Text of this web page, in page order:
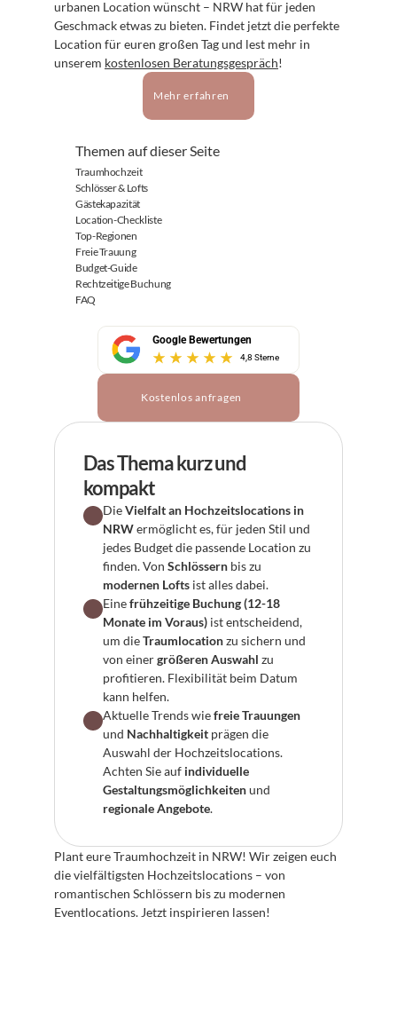
urbanen Location wünscht – NRW hat für jeden
Geschmack etwas zu bieten. Findet jetzt die perfekte
Location für euren großen Tag und lest mehr in
unserem kostenlosen Beratungsgespräch!
Mehr erfahren
Themen auf dieser Seite
Traumhochzeit
Schlösser & Lofts
Gästekapazität
Location-Checkliste
Top-Regionen
Freie Trauung
Budget-Guide
Rechtzeitige Buchung
FAQ
Google Bewertungen
4,8 Sterne
Kostenlos anfragen
Das Thema kurz und
kompakt
Die Vielfalt an Hochzeitslocations in
NRW ermöglicht es, für jeden Stil und
jedes Budget die passende Location zu
finden. Von Schlössern
modernen Lofts ist alles dabei.
Eine frühzeitige Buchung (12-18
Monate im Voraus) ist entscheidend,
um die Traumlocation zu sichern und
von einer größeren Auswahl zu
profitieren. Flexibilität beim Datum
kann helfen.
Aktuelle Trends wie freie Trauungen
und Nachhaltigkeit prägen die
Auswahl der Hochzeitslocations.
Achten Sie auf individuelle
Gestaltungsmöglichkeiten
regionale Angebote.
Plant eure Traumhochzeit in NRW! Wir zeigen euch
die vielfältigsten Hochzeitslocations – von
romantischen Schlössern bis zu modernen
Eventlocations. Jetzt inspirieren lassen!